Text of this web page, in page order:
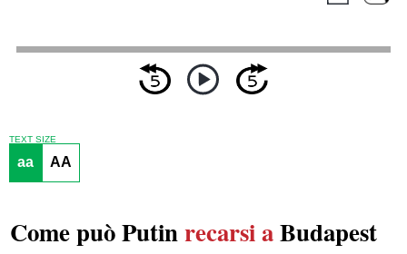
TEXT SIZE
aa AA
Come può Putinrecarsi aBudapest